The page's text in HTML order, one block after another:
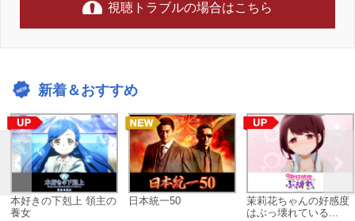
視聴トラブルの場合はこちら
新着＆おすすめ
本好きの下剋上 領主の
養女
日本統一50
茉莉花ちゃんの好感度
はぶっ壊れている...